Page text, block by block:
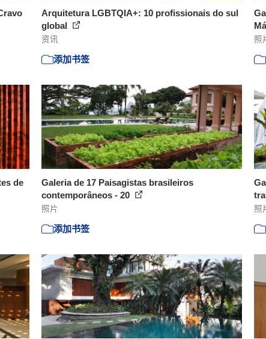
Arquitetura LGBTQIA+: 10 profissionais do sul
global
资讯
添加书签
照
de
Galeria de 17 Paisagistas brasileiros
contemporâneos - 20
照片
添加书签
照